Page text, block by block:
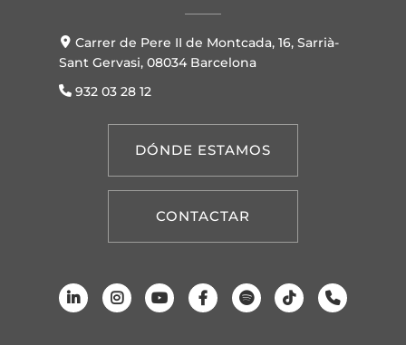
Carrer de Pere II de Montcada, 16, Sarrià-
Sant Gervasi, 08034 Barcelona
932 03 28 12
DÓNDE ESTAMOS
CONTACTAR